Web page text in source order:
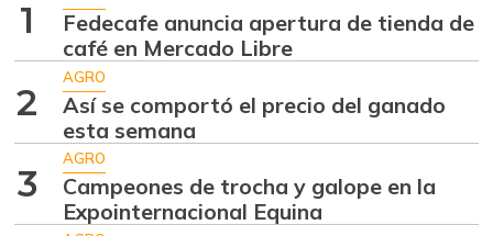
07/25/2026 +6,68%
Ajo
07/25/2026
$ 5.516,33
+2,11%
Alas de pollo sin
07/25/2026
$ 10.746,80
+0,72%
1
Fedecafe anuncia apertura de tienda de
café en Mercado Libre
2
AGRO
Así se comportó el precio del ganado
esta semana
3
AGRO
Campeones de trocha y galope en la
Expointernacional Equina